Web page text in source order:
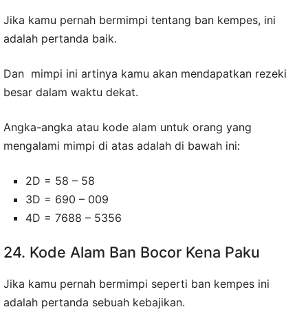
Jika kamu pernah bermimpi tentang ban kempes, ini
adalah pertanda baik.
Dan mimpi ini artinya kamu akan mendapatkan rezeki
besar dalam waktu dekat.
Angka-angka atau kode alam untuk orang yang
mengalami mimpi di atas adalah di bawah ini:
2D = 58 – 58
3D = 690 – 009
4D = 7688 – 5356
24. Kode Alam Ban Bocor Kena Paku
Jika kamu pernah bermimpi seperti ban kempes ini
adalah pertanda sebuah kebajikan.